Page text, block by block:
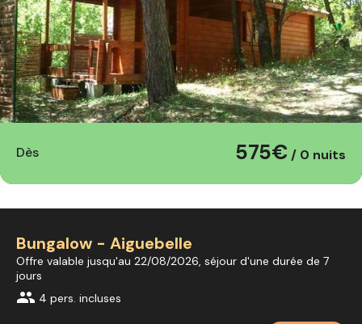
Dès 575€ / 0 nuits
Bungalow - Aiguebelle
Offre valable jusqu'au 22/08/2026, séjour d'une durée de 7
jours
group 4 pers. incluses